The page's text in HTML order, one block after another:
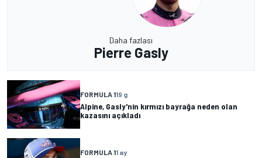
Daha fazlası
Pierre Gasly
FORMULA 119 g
Alpine, Gasly'nin kırmızı bayrağa neden olan
kazasını açıkladı
FORMULA 11 ay